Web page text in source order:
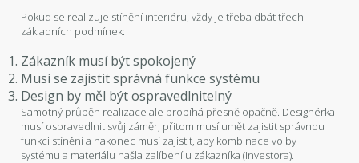
Pokud se realizuje stínění interiéru, vždy je třeba dbát třech
základních podmínek:
Zákazník musí být spokojený
Musí se zajistit správná funkce systému
Design by měl být ospravedlnitelný
Samotný průběh realizace ale probíhá přesně opačně. Designérka
musí ospravedlnit svůj záměr, přitom musí umět zajistit správnou
funkci stínění a nakonec musí zajistit, aby kombinace volby
systému a materiálu našla zalíbení u zákazníka (investora).